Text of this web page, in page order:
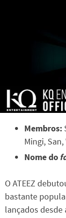
Membros:
Mingi,
Nome do
O ATEEZ
bastante
lançados desde